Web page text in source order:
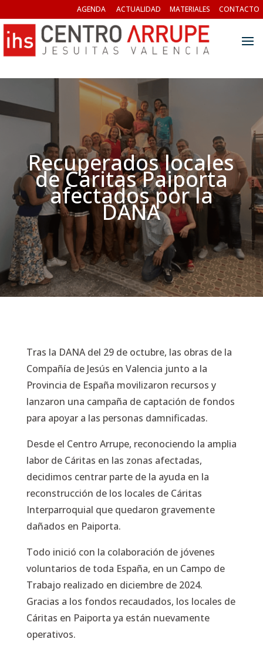
AGENDA ACTUALIDAD MATERIALES CONTACTO
Recuperados locales
de Cáritas Paiporta
afectados por la
DANA
Tras la DANA del 29 de octubre, las obras de la
Compañía de Jesús en Valencia junto a la
Provincia de España movilizaron recursos y
lanzaron una campaña de captación de fondos
para apoyar a las personas damnificadas.
Desde el Centro Arrupe, reconociendo la amplia
labor de Cáritas en las zonas afectadas,
decidimos centrar parte de la ayuda en la
reconstrucción de los locales de Cáritas
Interparroquial que quedaron gravemente
dañados en Paiporta.
Todo inició con la colaboración de jóvenes
voluntarios de toda España, en un Campo de
Trabajo realizado en diciembre de 2024.
Gracias a los fondos recaudados, los locales de
Cáritas en Paiporta ya están nuevamente
operativos.